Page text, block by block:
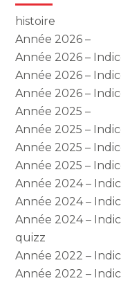
histoire
Année 2026 –
Année 2026 –
Année 2026 –
Année 2026 –
Année 2025 –
Année 2025 –
Année 2025 –
Année 2025 –
Année 2024 –
Année 2024 –
Année 2024 –
quizz
Année 2022 –
Année 2022 –